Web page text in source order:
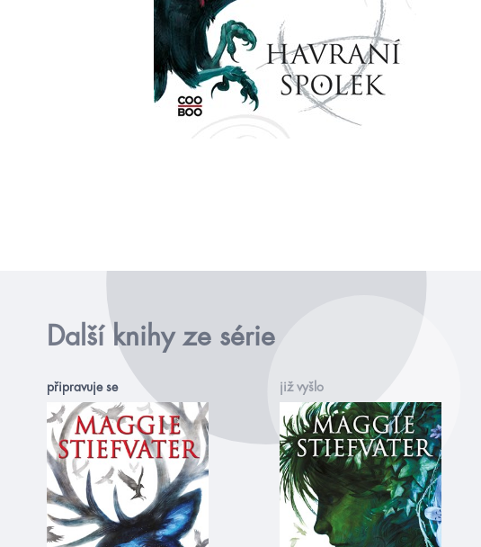
Další knihy ze série
připravuje se již vyšlo